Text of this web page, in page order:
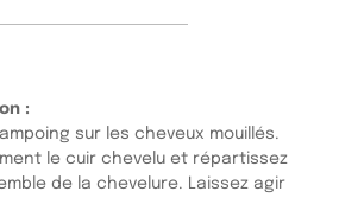
:
sur les cheveux mouillés.
le cuir chevelu et répartissez
de la chevelure. Laissez agir